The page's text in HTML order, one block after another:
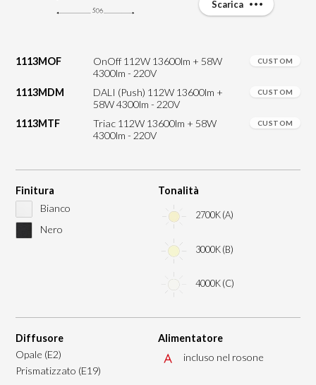
1113MOF
OnOff 112W 13600lm + 58W
4300lm - 220V
CUSTOM
1113MDM
DALI (Push) 112W 13600lm +
58W 4300lm - 220V
CUSTOM
1113MTF
Triac 112W 13600lm + 58W
4300lm - 220V
CUSTOM
Finitura
Bianco
Nero
Tonalità
2700K (A)
3000K (B)
4000K (C)
Diffusore
Opale (E2)
Prismatizzato (E19)
Alimentatore
incluso nel rosone
Scarica